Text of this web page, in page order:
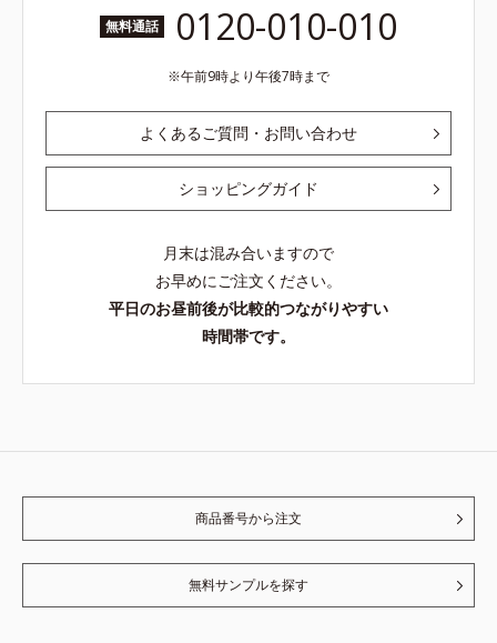
無料通話 0120-010-010
午前9時より午後7時まで
よくあるご質問・お問い合わせ
ショッピングガイド
月末は混み合いますので
お早めにご注文ください。
平日のお昼前後が比較的つながりやすい
時間帯です。
商品番号から注文
無料サンプルを探す